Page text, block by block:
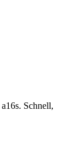
a16s. Schnell,